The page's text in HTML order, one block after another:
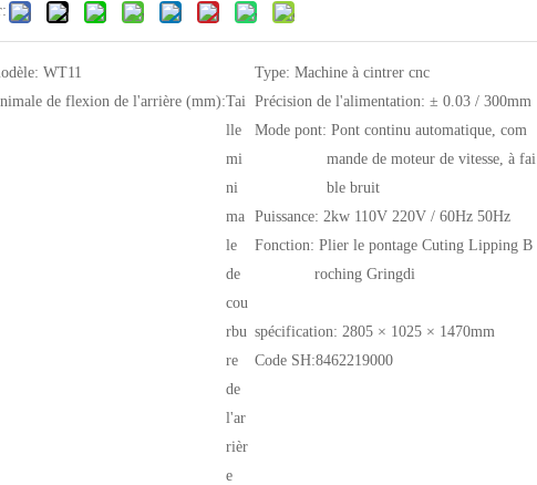
WT11 Type: Machine à cintrer cnc
de flexion de l'arrière (mm):Tai
lle
mi
ni
ma
le
de
cou
rbu
re
de
l'ar
rièr
e
Précision de l'alimentation: ± 0.03 / 300mm
Mode pont: Pont continu automatique, com
mande de moteur de vitesse, à fai
ble bruit
Puissance: 2kw 110V 220V / 60Hz 50Hz
Fonction: Plier le pontage Cuting Lipping B
roching Gringdi
spécification: 2805 × 1025 × 1470mm
Code SH:8462219000